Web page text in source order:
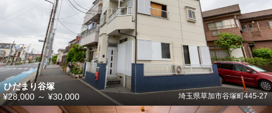
ひだまり谷塚
埼玉県草加市谷塚町445-27
¥28,000 ～ ¥30,000